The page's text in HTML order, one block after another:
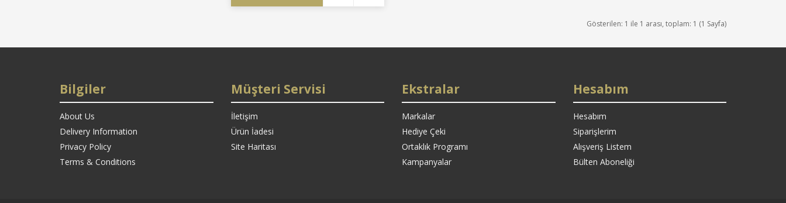
Gösterilen: 1 ile 1 arası, toplam: 1 (1 Sayfa)
Bilgiler
About Us
Delivery Information
Privacy Policy
Terms & Conditions
Müşteri Servisi
İletişim
Ürün İadesi
Site Haritası
Ekstralar
Markalar
Hediye Çeki
Ortaklık Programı
Kampanyalar
Hesabım
Hesabım
Siparişlerim
Alışveriş Listem
Bülten Aboneliği